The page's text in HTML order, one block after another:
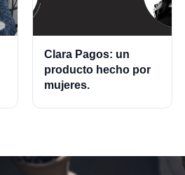
Clara Pagos: un
producto hecho por
mujeres.